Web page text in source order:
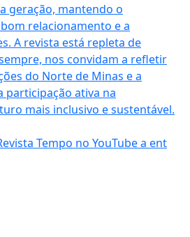
Tempo no YouTube a ent